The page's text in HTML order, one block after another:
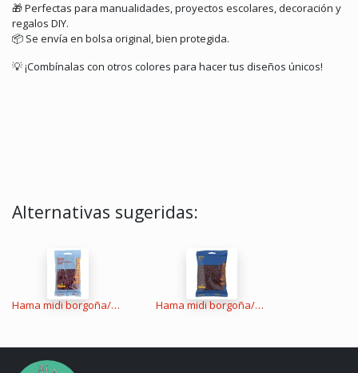
🎁 Perfectas para manualidades, proyectos escolares, decoración y
regalos DIY.
📦 Se envía en bolsa original, bien protegida.
💡 ¡Combínalas con otros colores para hacer tus diseños únicos!
Alternativas sugeridas:
Hama midi borgoña/caoba 1000 piezas Hama midi borgoña/caoba 3000 piezas